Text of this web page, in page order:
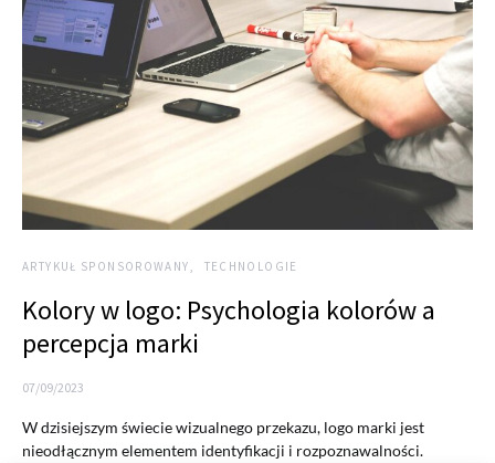
ARTYKUŁ SPONSOROWANY TECHNOLOGIE
Kolory w logo: Psychologia kolorów a
percepcja marki
07/09/2023
W dzisiejszym świecie wizualnego przekazu, logo marki jest
nieodłącznym elementem identyfikacji i rozpoznawalności.